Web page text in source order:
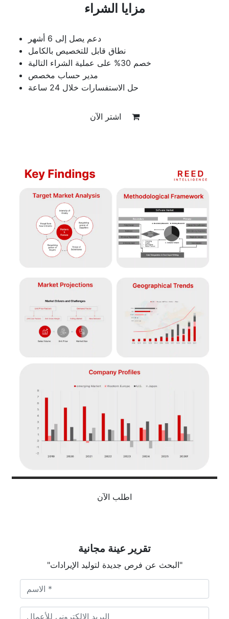
مزايا الشراء
دعم يصل إلى 6 أشهر
نطاق قابل للتخصيص بالكامل
خصم 30% على عملية الشراء التالية
مدير حساب مخصص
حل الاستفسارات خلال 24 ساعة
اطلب الآن
تقرير عينة مجانية
"البحث عن فرص جديدة لتوليد الإيرادات"